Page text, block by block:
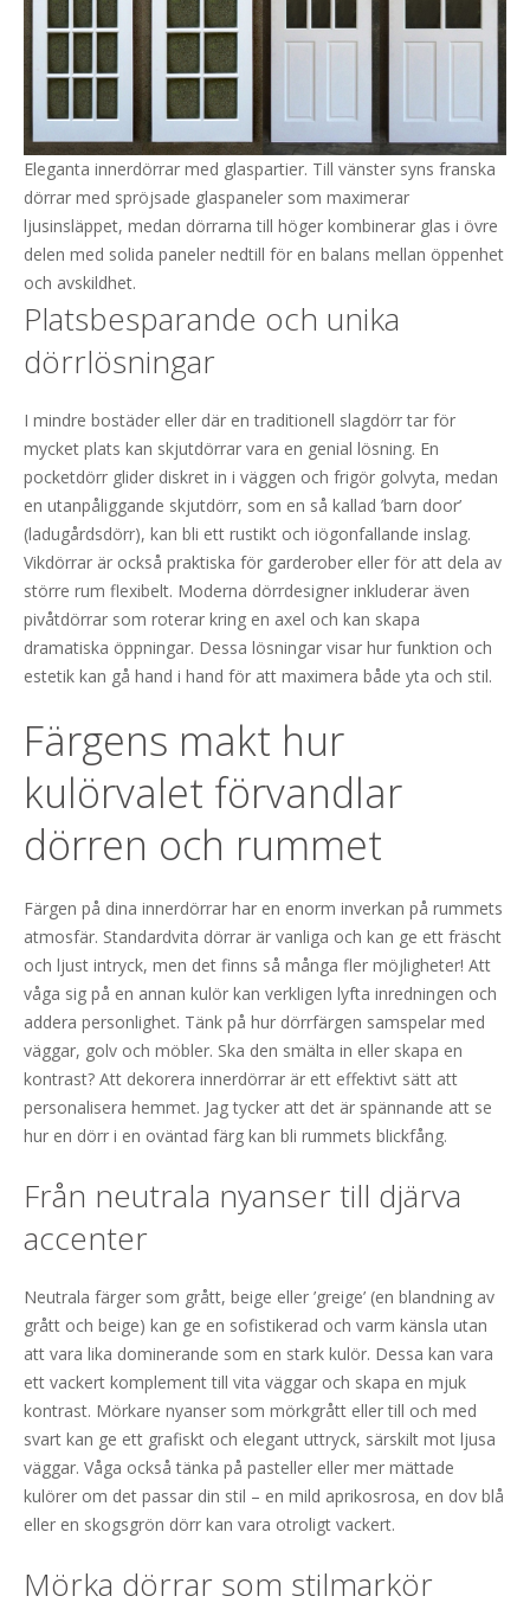
Eleganta innerdörrar med glaspartier. Till vänster syns franska
dörrar med spröjsade glaspaneler som maximerar
ljusinsläppet, medan dörrarna till höger kombinerar glas i övre
delen med solida paneler nedtill för en balans mellan öppenhet
och avskildhet.
Platsbesparande och unika
dörrlösningar
I mindre bostäder eller där en traditionell slagdörr tar för
mycket plats kan skjutdörrar vara en genial lösning. En
pocketdörr glider diskret in i väggen och frigör golvyta, medan
en utanpåliggande skjutdörr, som en så kallad ’barn door’
(ladugårdsdörr), kan bli ett rustikt och iögonfallande inslag.
Vikdörrar är också praktiska för garderober eller för att dela av
större rum flexibelt. Moderna dörrdesigner inkluderar även
pivåtdörrar som roterar kring en axel och kan skapa
dramatiska öppningar. Dessa lösningar visar hur funktion och
estetik kan gå hand i hand för att maximera både yta och stil.
Färgens makt hur
kulörvalet förvandlar
dörren och rummet
Färgen på dina innerdörrar har en enorm inverkan på rummets
atmosfär. Standardvita dörrar är vanliga och kan ge ett fräscht
och ljust intryck, men det finns så många fler möjligheter! Att
våga sig på en annan kulör kan verkligen lyfta inredningen och
addera personlighet. Tänk på hur dörrfärgen samspelar med
väggar, golv och möbler. Ska den smälta in eller skapa en
kontrast? Att dekorera innerdörrar är ett effektivt sätt att
personalisera hemmet. Jag tycker att det är spännande att se
hur en dörr i en oväntad färg kan bli rummets blickfång.
Från neutrala nyanser till djärva
accenter
Neutrala färger som grått, beige eller ’greige’ (en blandning av
grått och beige) kan ge en sofistikerad och varm känsla utan
att vara lika dominerande som en stark kulör. Dessa kan vara
ett vackert komplement till vita väggar och skapa en mjuk
kontrast. Mörkare nyanser som mörkgrått eller till och med
svart kan ge ett grafiskt och elegant uttryck, särskilt mot ljusa
väggar. Våga också tänka på pasteller eller mer mättade
kulörer om det passar din stil – en mild aprikosrosa, en dov blå
eller en skogsgrön dörr kan vara otroligt vackert.
Mörka dörrar som stilmarkör